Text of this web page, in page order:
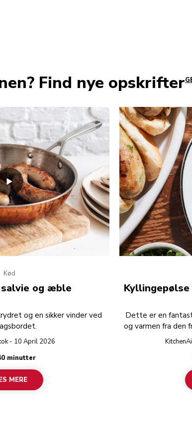
Find nye opskrifter
Kød
og æble
og en sikker vinder ved
- 10 April 2026
minutter
MERE
Kyllingepølse
Dette er en
og varmen fra den
en cremet
honningsennep,